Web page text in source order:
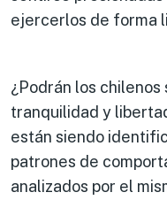
ejercerlos de forma
¿Podrán los
tranquilidad y
están siendo
patrones de
analizados por el